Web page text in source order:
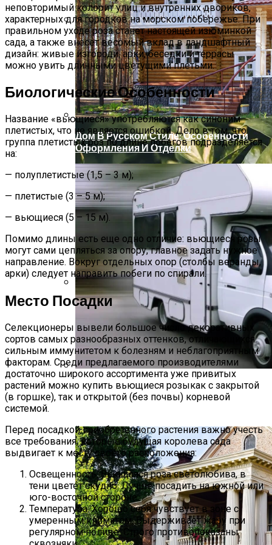
Артезианская, Минеральная,
Родниковая, Талая: В Чем Разница И
Какую Воду Лучше Выбрать Для Питья
Растения-Вампиры: 15 Популярных
Домашних Цветов, Которые Крадут
Ваше Здоровье День За Днем
Дом В Русском Стиле: Особенности
Оформления И Отделки
Дом На Колесах Своими Руками Из
Фургона ГАЗель: Пошаговый Гайд С
неповторимый колорит улиц и внутренних двориков,
характерных для городков на морском побережье. При
правильном уходе роза станет настоящей изюминкой
сада, а также внесет весомый вклад в ландшафтный
дизайн: живые изгороди, арки, беседки и террасы
можно увить длинными цветущими плетьми.
Биологические Особенности
Название «вьющиеся» употребляются как синоним
плетистых, что не является ошибкой. Дело в том, что
группа плетистых роз по длине побегов подразделяется
на:
— полуплетистые (1,5 – 3 м);
— плетистые (3 – 5 м);
— вьющиеся (5 – 15 м).
Помимо длины есть еще одно отличие: вьющиеся розы
могут сами цепляться за опору, главное задать нужное
направление. Вокруг отдельных опор (столбы веранды,
арки) следует направить побеги по спирали.
Место Посадки
Селекционеры вывели большое число декоративных
сортов самых разнообразных оттенков, отличающихся
сильным иммунитетом к болезням и неблагоприятным
факторам. Среди предлагаемого производителями
достаточно широкого ассортимента уже привитых
растений можно купить вьющиеся розыкак с закрытой
(в горшке), так и открытой (без почвы) корневой
системой.
Перед посадкой приобретенного растения важно учесть
все требования, которые будущая королева сада
выдвигает к месту своего расположения:
Освещенность. Вьющаяся роза светолюбива, в
тени цветет скудно. Лучше посадить на южной или
юго-восточной стороне.
Температура. Хорошо себя чувствует в зоне с
умеренным климатом. Выдерживает жару при
регулярном поливе. Строго противопоказаны